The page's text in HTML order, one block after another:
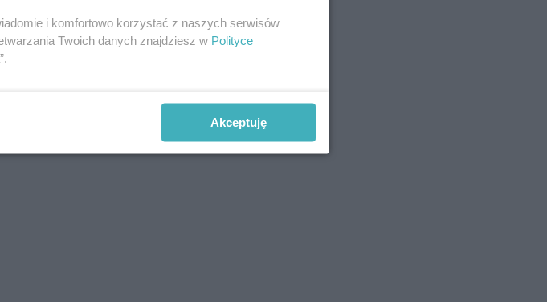
i komfortowo korzystać z naszych serwisów
Twoich danych znajdziesz w Polityce
Akceptuję